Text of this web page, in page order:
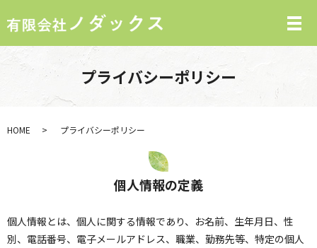
プライバシーポリシー
HOME プライバシーポリシー
個人情報の定義
個人情報とは、個人に関する情報であり、お名前、生年月日、性
別、電話番号、電子メールアドレス、職業、勤務先等、特定の個人